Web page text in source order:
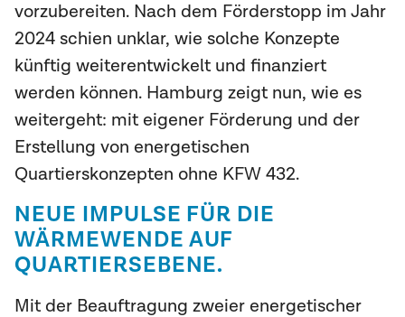
vorzubereiten. Nach dem Förderstopp im Jahr
2024 schien unklar, wie solche Konzepte
künftig weiterentwickelt und finanziert
werden können. Hamburg zeigt nun, wie es
weitergeht: mit eigener Förderung und der
Erstellung von energetischen
Quartierskonzepten ohne KFW 432.
NEUE IMPULSE FÜR DIE
WÄRMEWENDE AUF
QUARTIERSEBENE.
Mit der Beauftragung zweier energetischer